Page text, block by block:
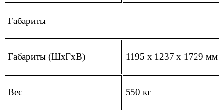
Габариты
Габариты (ШхГхВ) 1195 х 1237 х 1729 мм
Вес 550 кг